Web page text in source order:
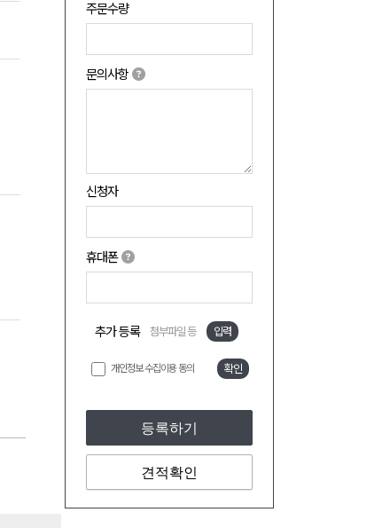
주문수량
문의사항
신청자
휴대폰
추가 등록 첨부파일 등 입력
개인정보 수집이용 동의 확인
등록하기
견적확인